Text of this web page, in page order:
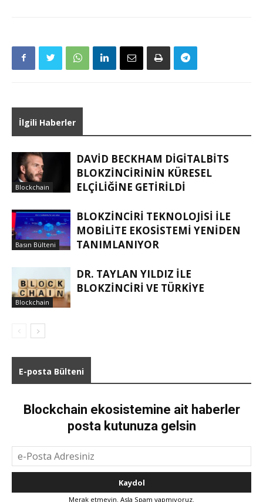
İlgili Haberler
Blockchain
DAVID BECKHAM DIGITALBITS
BLOKZINCIRININ KÜRESEL
ELÇILIĞINE GETIRILDI
Basın Bülteni
BLOKZINCIRI TEKNOLOJISI ILE
MOBILITE EKOSISTEMI YENIDEN
TANIMLANIYOR
Blockchain
DR. TAYLAN YILDIZ ILE
BLOKZINCIRI VE TÜRKIYE
E-posta Bülteni
Blockchain ekosistemine ait haberler
posta kutunuza gelsin
Merak etmeyin. Asla Spam yapmıyoruz.